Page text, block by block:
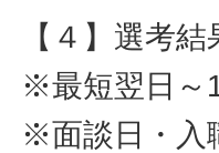
【４】選考
※最短翌日～
※面談日・入